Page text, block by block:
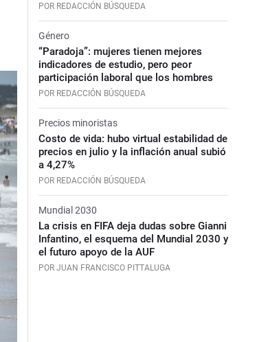
POR REDACCIÓN BÚSQUEDA
Género
“Paradoja”: mujeres tienen mejores
indicadores de estudio, pero peor
participación laboral que los hombres
POR REDACCIÓN BÚSQUEDA
Precios minoristas
Costo de vida: hubo virtual estabilidad de
precios en julio y la inflación anual subió
a 4,27%
POR REDACCIÓN BÚSQUEDA
Mundial 2030
La crisis en FIFA deja dudas sobre Gianni
Infantino, el esquema del Mundial 2030 y
el futuro apoyo de la AUF
POR JUAN FRANCISCO PITTALUGA